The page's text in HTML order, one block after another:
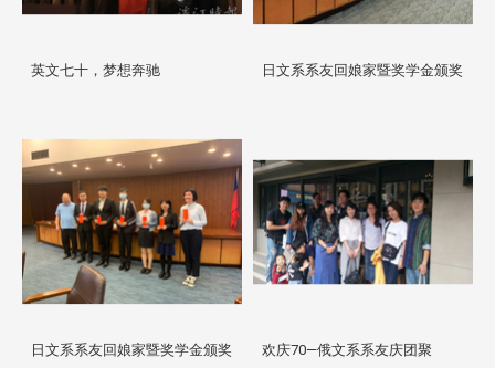
英文七十，梦想奔驰 日文系系友回娘家暨奖学金颁奖
日文系系友回娘家暨奖学金颁奖 欢庆70—俄文系系友庆团聚